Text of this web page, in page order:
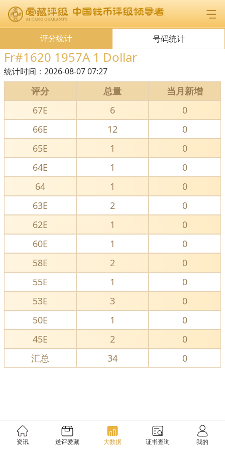
评分统计 号码统计
Fr#1620 1957A 1 Dollar
统计时间： 2026-08-07 07:27
评分 总量
当月新增
67E
6
0
66E
12
0
65E
1
0
64E
1
0
64
1
0
63E
2
0
62E
1
0
60E
1
0
58E
2
0
55E
1
0
53E
3
0
50E
1
0
45E
2
0
汇总
34 0
资讯 送评爱藏 大数据 证书查询 我的